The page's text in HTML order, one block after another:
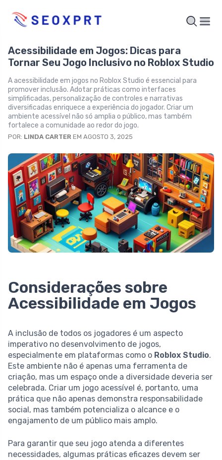
Acessibilidade em Jogos: Dicas para
Tornar Seu Jogo Inclusivo no Roblox Studio
A acessibilidade em jogos no Roblox Studio é essencial para
promover inclusão. Adotar práticas como interfaces
simplificadas, personalização de controles e narrativas
diversificadas enriquece a experiência do jogador. Criar um
ambiente acessível não só amplia o público, mas também
fortalece a comunidade ao redor do jogo.
POR: LINDA CARTER EM AGOSTO 3, 2025
Considerações sobre
Acessibilidade em Jogos
A inclusão de todos os jogadores é um aspecto
imperativo no desenvolvimento de jogos,
especialmente em plataformas como o Roblox Studio.
Este ambiente não é apenas uma ferramenta de
criação, mas um espaço onde a diversidade deveria ser
celebrada. Criar um jogo acessível é, portanto, uma
prática que não apenas demonstra responsabilidade
social, mas também potencializa o alcance e o
engajamento de um público mais amplo.
Para garantir que seu jogo atenda a diferentes
necessidades, algumas práticas eficazes devem ser